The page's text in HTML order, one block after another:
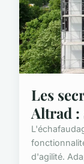
Les
Altrad :
d'agilité.